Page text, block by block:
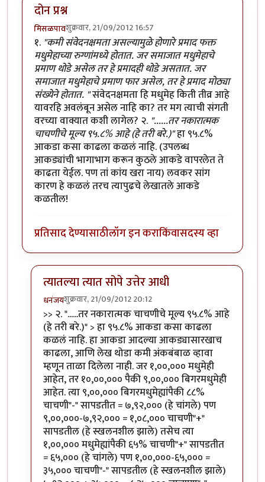
दोन प्रश्न
मिसळपावशुक्रवार, 21/09/2012 16:57
१. "कमी संवेदनक्षमता असल्यामुळे होणारे प्रमाद फक्त
मधुमेहाच्या रुग्णांमध्ये होतात. जर समाजात मधुमेहाचे
प्रमाण थोडे असेल तर हे प्रमादही थोडे असतात. जर
समाजात मधुमेहाचे प्रमाण फार असेल, तर हे प्रमाद मोठ्या
संख्येने होतात. "संवेदनक्षमता हि मधुमेह किती तीव्र आहे
यावरहि अवलंबून असेल नाहि का? तर मग त्याची संगती
वरच्या वाक्यात कशी लागेल? २. "......तर नकारात्मक
चाचणीचे मूल्य ९५.८% आहे (हे तरी बरे.)"हा ९५.८%
आकडा कसा काढला कळलं नाहि. (उपलब्ध
आकड्यांची भागाभाग करून कुठले आकडे वापरलेत ते
काढता येईल. पण तां कांय खरा नाय) लवकर सांग
कारण हे कळलं तरच त्यापुढचे लेखातले आकडे
कळतील!
प्रतिसाद देण्यासाठीलॉग इन कराकिंवासदस्य व्हा
त्यातल्या त्यात सोपे उत्तेर आधी
धनंजयशुक्रवार, 21/09/2012 20:12
In reply toदोन प्रश्नbyमिसळपाव
>> २. "......तर नकारात्मक चाचणीचे मूल्य ९५.८% आहे
(हे तरी बरे.)" > हा ९५.८% आकडा कसा काढला
कळलं नाहि. हा आकडा आदल्या आकड्यासारखाच
काढला, आणि लेख थोडा कमी अंकबंबाळ व्हावा
म्हणून ताळा दिलेला नाही. जर १,००,००० मधुमेही
आहेत, तर १०,००,००० पैकी ९,००,००० बिगरमधुमेही
आहेत. त्या ९,००,००० बिगरमधुमेह्यांपैकी ८८%
चाचणी"-" सापडतीत = ७,९२,००० (हे चांगले) पण
९,००,०००-७,९२,००० = १,०८,००० चाचणी"+"
सापडतील (हे स्खलनशील झाले) तसेच त्या
१,००,००० मधुमेह्यांपैकी ६५% चाचणी"+" सापडतीत
= ६५,००० (हे चांगले) पण १,००,०००-६५,००० =
३५,००० चाचणी"-" सापडतील (हे स्खलनशील झाले)